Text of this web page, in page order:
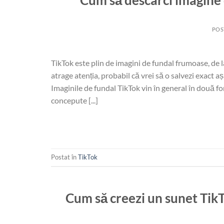
TikTok este plin de imagini de fundal frumoase,
atrage atenția, probabil că vrei să o salvezi exact
Imaginile de fundal TikTok vin în general în două
concepute [...]
Postat înTikTok
Cum să creezi un sunet